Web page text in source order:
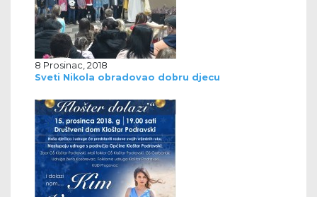
8 Prosinac, 2018
Sveti Nikola obradovao dobru djecu